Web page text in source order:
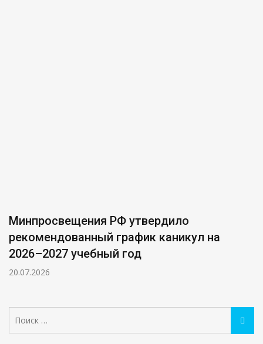
Минпросвещения РФ утвердило
рекомендованный график каникул на
2026–2027 учебный год
20.07.2026
Поиск